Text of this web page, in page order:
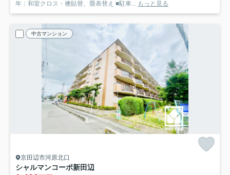
年：和室クロス・襖貼替、畳表替え ■駐車... もっと見る
中古マンション
京田辺市河原北口
シャルマンコーポ新田辺